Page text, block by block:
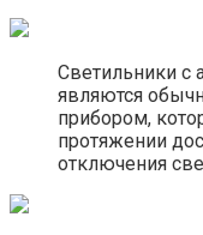
Светильники с
являются
прибором,
протяжении
отключения